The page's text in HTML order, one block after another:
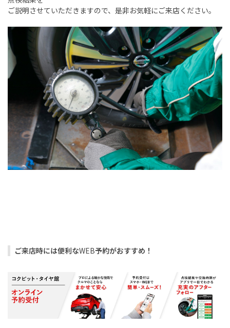
ご説明させていただきますので、是非お気軽にご来店ください。
ご来店時には便利なWEB予約がおすすめ！